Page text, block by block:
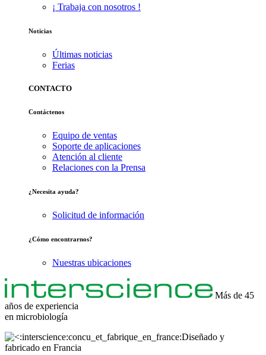
¡ Trabaja con nosotros !
Noticias
Últimas noticias
Ferias
CONTACTO
Contáctenos
Equipo de ventas
Soporte de aplicaciones
Atención al cliente
Relaciones con la Prensa
¿Necesita ayuda?
Solicitud de información
¿Cómo encontrarnos?
Nuestras ubicaciones
Más de 45
años de experiencia
en microbiología
Diseñado y
fabricado en Francia